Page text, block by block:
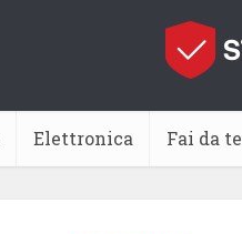
Elettronica Fai da te